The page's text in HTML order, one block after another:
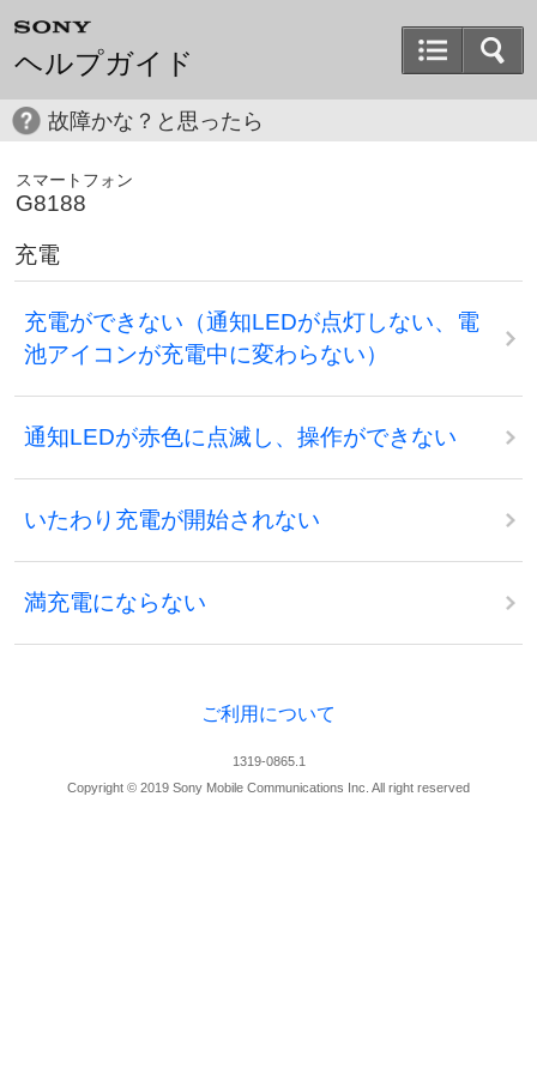
ヘルプガイド
故障かな？と思ったら
スマートフォン
G8188
充電
充電ができない（通知LEDが点灯しない、電
池アイコンが充電中に変わらない）
通知LEDが赤色に点滅し、操作ができない
いたわり充電が開始されない
満充電にならない
ご利用について
1319-0865.1
Copyright © 2019 Sony Mobile Communications Inc. All right reserved